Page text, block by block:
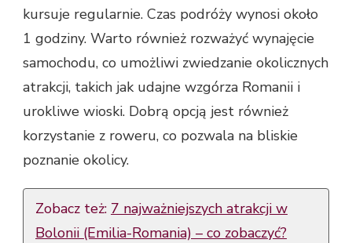
kursuje regularnie. Czas podróży wynosi około
1 godziny. Warto również rozważyć wynajęcie
samochodu, co umożliwi zwiedzanie okolicznych
atrakcji, takich jak udajne wzgórza Romanii i
urokliwe wioski. Dobrą opcją jest również
korzystanie z roweru, co pozwala na bliskie
poznanie okolicy.
Zobacz też: 7 najważniejszych atrakcji w
Bolonii (Emilia-Romania) – co zobaczyć?